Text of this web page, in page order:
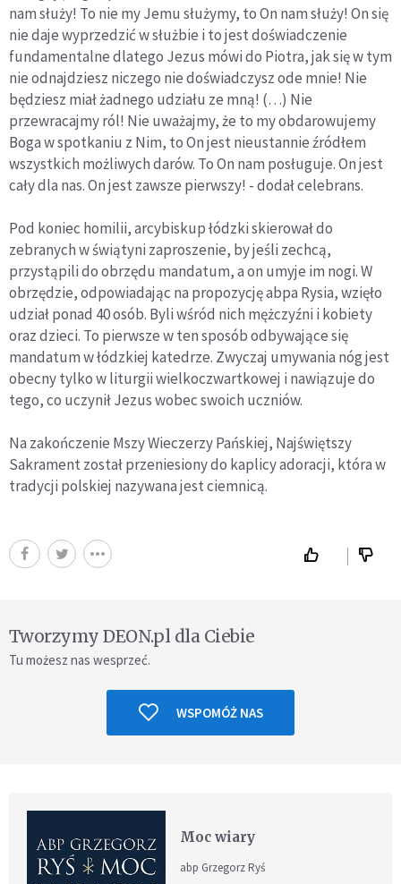
nam służy! To nie my Jemu służymy, to On nam służy! On się
nie daje wyprzedzić w służbie i to jest doświadczenie
fundamentalne dlatego Jezus mówi do Piotra, jak się w tym
nie odnajdziesz niczego nie doświadczysz ode mnie! Nie
będziesz miał żadnego udziału ze mną! (…) Nie
przewracajmy ról! Nie uważajmy, że to my obdarowujemy
Boga w spotkaniu z Nim, to On jest nieustannie źródłem
wszystkich możliwych darów. To On nam posługuje. On jest
cały dla nas. On jest zawsze pierwszy! - dodał celebrans.
Pod koniec homilii, arcybiskup łódzki skierował do
zebranych w świątyni zaproszenie, by jeśli zechcą,
przystąpili do obrzędu mandatum, a on umyje im nogi. W
obrzędzie, odpowiadając na propozycję abpa Rysia, wzięło
udział ponad 40 osób. Byli wśród nich mężczyźni i kobiety
oraz dzieci. To pierwsze w ten sposób odbywające się
mandatum w łódzkiej katedrze. Zwyczaj umywania nóg jest
obecny tylko w liturgii wielkoczwartkowej i nawiązuje do
tego, co uczynił Jezus wobec swoich uczniów.
Na zakończenie Mszy Wieczerzy Pańskiej, Najświętszy
Sakrament został przeniesiony do kaplicy adoracji, która w
tradycji polskiej nazywana jest ciemnicą.
Tworzymy DEON.pl dla Ciebie
Tu możesz nas wesprzeć.
WSPOMÓŻ NAS
Moc wiary
abp Grzegorz Ryś